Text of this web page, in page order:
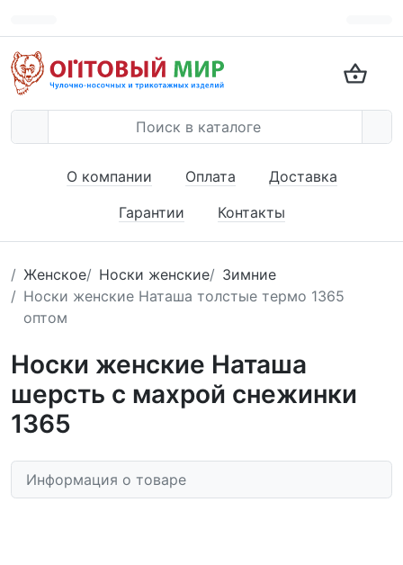
О компании Оплата
Доставка
Гарантии
Контакты
Женское Носки женские
Зимние
Носки женские Наташа толстые термо 1365
оптом
Носки женские Наташа
шерсть с махрой снежинки
1365
Информация о товаре